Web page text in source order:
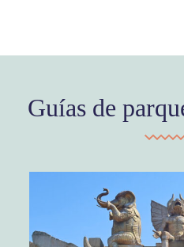
Guías de